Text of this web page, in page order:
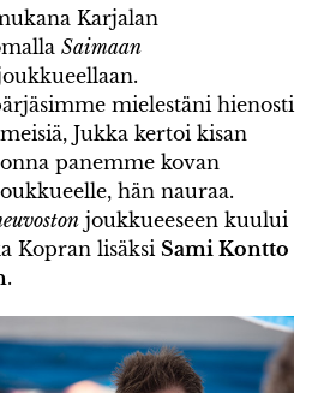
Karjalan
Saimaan
mielestäni hienosti
Jukka kertoi kisan
panemme kovan
hän nauraa.
joukkueeseen kuului
Kopran lisäksi Sami Kontto
.